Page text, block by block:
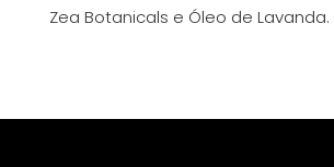
Zea Botanicals e Óleo de Lavanda.